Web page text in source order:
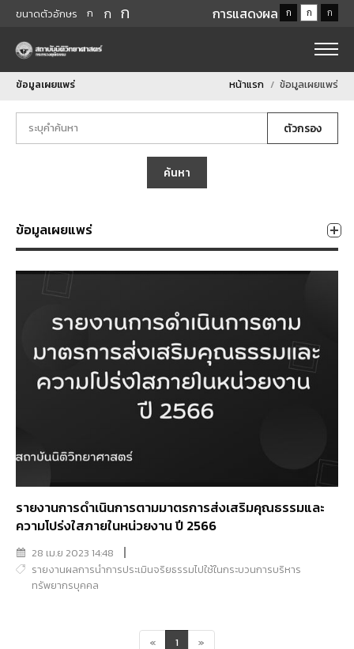
ขนาดตัวอักษร ก ก ก การแสดงผล ก ก ก
ข้อมูลเผยแพร่ หน้าแรก ข้อมูลเผยแพร่
ตัวกรอง
ค้นหา
ข้อมูลเผยแพร่
รายงานการดำเนินการตามมาตรการส่งเสริมคุณธรรมและ
ความโปร่งใสภายในหน่วยงาน ปี 2566
28 เม.ย 2023 14:48
รายงานผลการนำการประเมินจริยธรรมไปใช้ในกระบวนการบริหาร
ทรัพยากรบุคคล
« 1 »